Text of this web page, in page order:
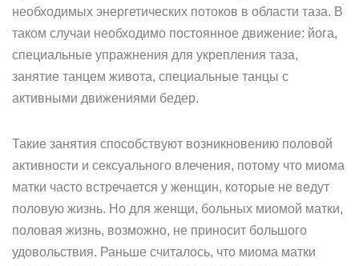
необходимых энергетических потоков в области таза. В
таком случаи необходимо постоянное движение: йога,
специальные упражнения для укрепления таза,
занятие танцем живота, специальные танцы с
активными движениями бедер.
Такие занятия способствуют возникновению половой
активности и сексуального влечения, потому что миома
матки часто встречается у женщин, которые не ведут
половую жизнь. Но для женщи, больных миомой матки,
половая жизнь, возможно, не приносит большого
удовольствия. Раньше считалось, что миома матки